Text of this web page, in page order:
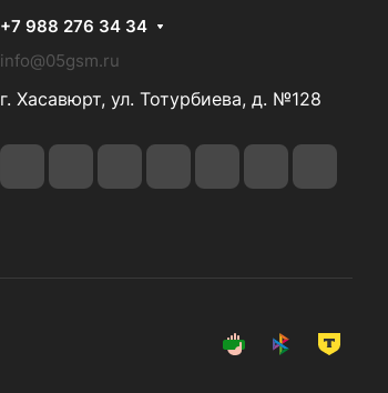
+7 988 276 34 34
info@05gsm.ru
г. Хасавюрт, ул. Тотурбиева, д. №128